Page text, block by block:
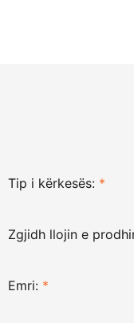
Tip i kërkesës: *
Zgjidh llojin e
Emri: *